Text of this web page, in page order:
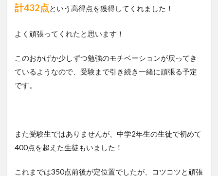
計432点 という高得点を獲得してくれました！
よく頑張ってくれたと思います！
このおかげか少しずつ勉強のモチベーションが戻ってき
ているようなので、受験まで引き続き一緒に頑張る予定
です。
また受験生ではありませんが、中学2年生の生徒で初めて
400点を超えた生徒もいました！
これまでは350点前後が定位置でしたが、コツコツと頑張